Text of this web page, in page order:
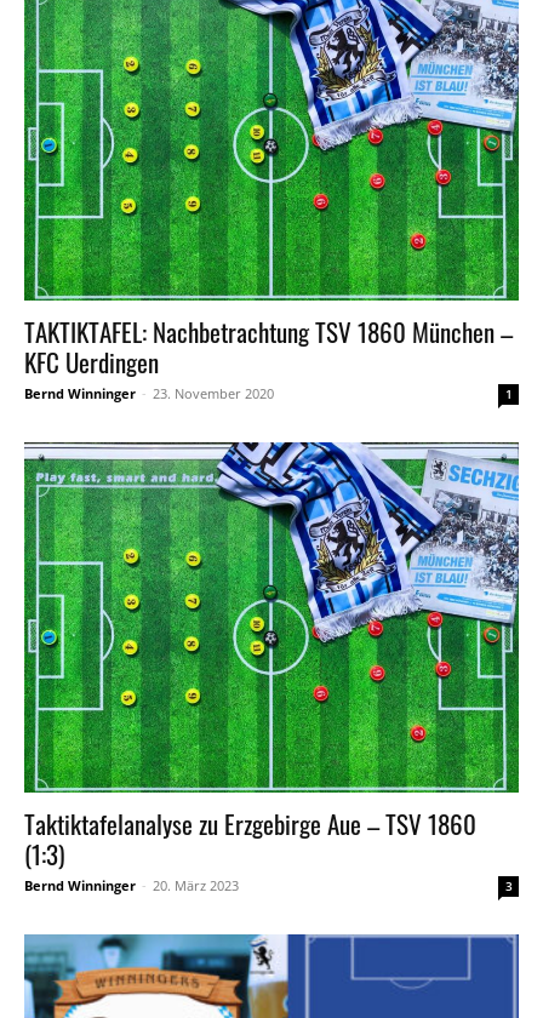
TAKTIKTAFEL: Nachbetrachtung TSV 1860 München –
KFC Uerdingen
Bernd Winninger - 23. November 2020 1
Taktiktafelanalyse zu Erzgebirge Aue – TSV 1860
(1:3)
Bernd Winninger - 20. März 2023 3